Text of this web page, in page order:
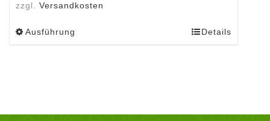
zzgl. Versandkosten
Ausführung Details